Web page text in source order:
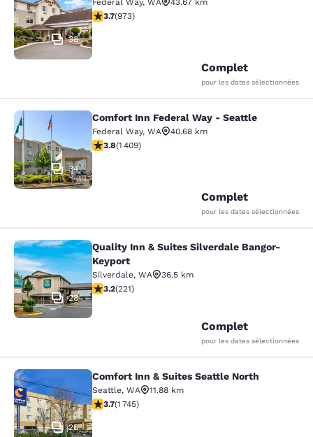
38
Federal Way, WA
43.67 km
3.72 étoiles. Bien. 973 commentaires
3.7(973)
Complet
pour les dates sélectionnées
Comfort Inn Federal Way - Seattle
34
Comfort Inn Federal Way - Seattle
Federal Way, WA
40.68 km
3.78 étoiles. Bien. 1409 commentaires
3.8(1 409)
Complet
pour les dates sélectionnées
Quality Inn & Suites Silverdale
28
Quality Inn & Suites Silverdale Bangor-
Keyport
Silverdale, WA
36.5 km
3.2 étoiles. Bien. 221 commentaires
3.2(221)
Complet
pour les dates sélectionnées
Comfort Inn & Suites Seattle North
26
Comfort Inn & Suites Seattle North
Seattle, WA
11.88 km
3.74 étoiles. Bien. 1745 commentaires
3.7(1 745)